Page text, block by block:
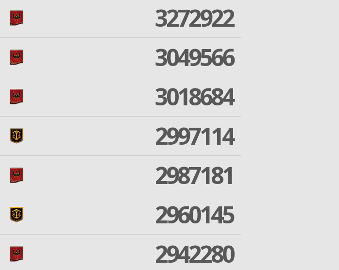
3272922
3049566
3018684
2997114
2987181
2960145
2942280